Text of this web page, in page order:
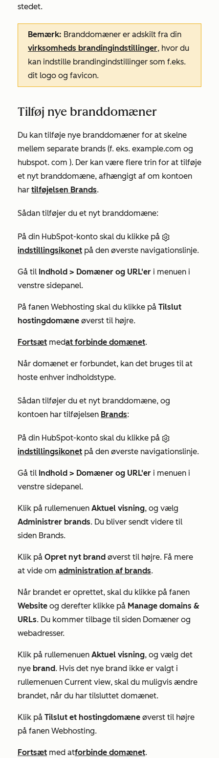
stedet.
Bemærk: Branddomæner er adskilt fra din
virksomheds brandingindstillinger, hvor du
kan indstille brandingindstillinger som f.eks.
dit logo og favicon.
Tilføj nye branddomæner
Du kan tilføje nye branddomæner for at skelne
mellem separate brands (f. eks. example.com og
hubspot. com ). Der kan være flere trin for at tilføje
et nyt branddomæne, afhængigt af om kontoen
har tilføjelsen Brands.
Sådan tilføjer du et nyt branddomæne:
På din HubSpot-konto skal du klikke på
indstillingsikonet på den øverste navigationslinje.
Gå til Indhold > Domæner og URL'er i menuen i
venstre sidepanel.
På fanen Webhosting skal du klikke på Tilslut
hostingdomæne øverst til højre.
Fortsæt medat forbinde domænet.
Når domænet er forbundet, kan det bruges til at
hoste enhver indholdstype.
Sådan tilføjer du et nyt branddomæne, og
kontoen har tilføjelsen Brands:
På din HubSpot-konto skal du klikke på
indstillingsikonet på den øverste navigationslinje.
Gå til Indhold > Domæner og URL'er i menuen i
venstre sidepanel.
Klik på rullemenuen Aktuel visning, og vælg
Administrer brands. Du bliver sendt videre til
siden Brands.
Klik på Opret nyt brand øverst til højre. Få mere
at vide om administration af brands.
Når brandet er oprettet, skal du klikke på fanen
Website og derefter klikke på Manage domains &
URLs. Du kommer tilbage til siden Domæner og
webadresser.
Klik på rullemenuen Aktuel visning, og vælg det
nye brand. Hvis det nye brand ikke er valgt i
rullemenuen Current view, skal du muligvis ændre
brandet, når du har tilsluttet domænet.
Klik på Tilslut et hostingdomæne øverst til højre
på fanen Webhosting.
Fortsæt med atforbinde domænet.